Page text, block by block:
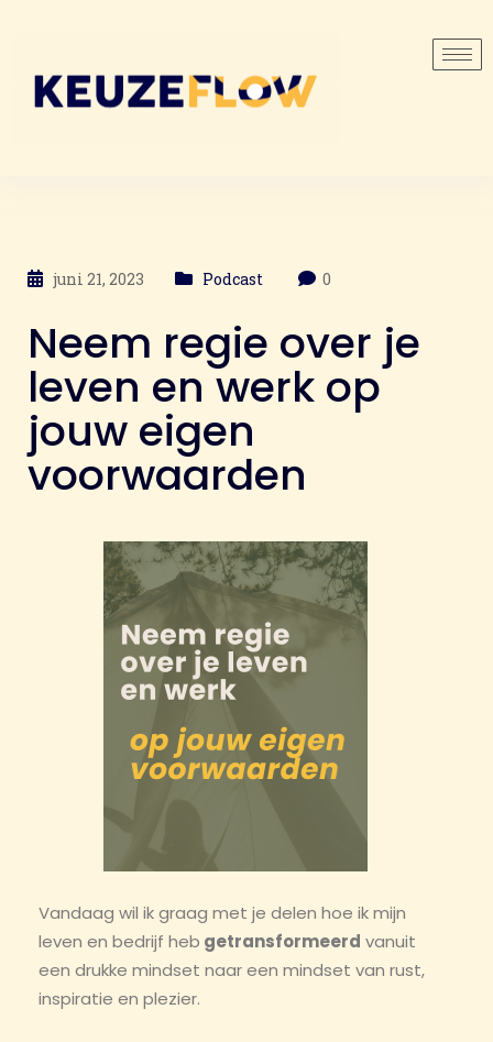
juni 21, 2023 Podcast 0
Neem regie over je
leven en werk op
jouw eigen
voorwaarden
Vandaag wil ik graag met je delen hoe ik mijn
leven en bedrijf heb getransformeerd vanuit
een drukke mindset naar een mindset van rust,
inspiratie en plezier.